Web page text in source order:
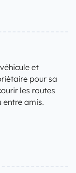
et
pour sa
les routes
entre amis.